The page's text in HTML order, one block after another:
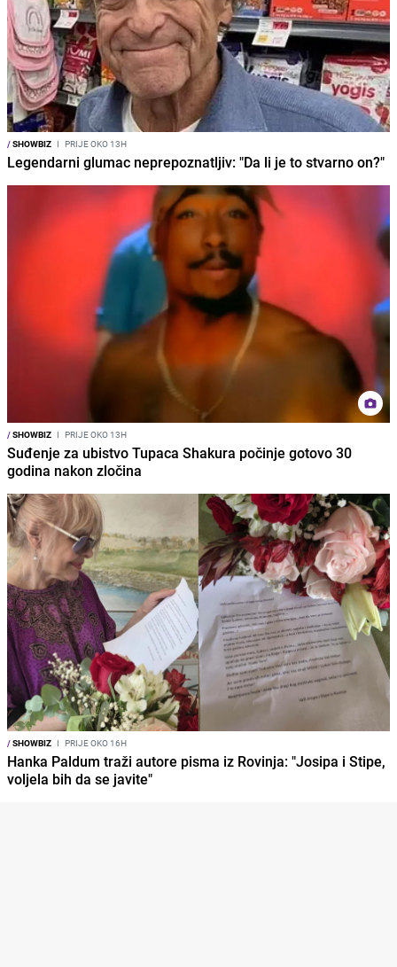
/SHOWBIZ I PRIJE OKO 13H
Legendarni glumac neprepoznatljiv: "Da li je to stvarno on?"
/SHOWBIZ I PRIJE OKO 13H
Suđenje za ubistvo Tupaca Shakura počinje gotovo 30
godina nakon zločina
/SHOWBIZ I PRIJE OKO 16H
Hanka Paldum traži autore pisma iz Rovinja: "Josipa i Stipe,
voljela bih da se javite"